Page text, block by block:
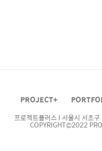
PROJECT+
프로젝트플러스 I 서울시 서
COPYRIGHT©2022